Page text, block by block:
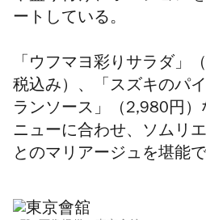
ートしている。
「ウフマヨ彩りサラダ」
税込み）、「スズキのパ
ランソース」（2,980円）
ニューに合わせ、ソムリ
とのマリアージュを堪能で